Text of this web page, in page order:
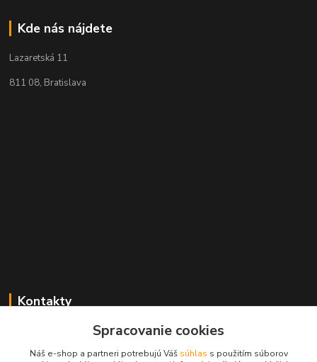
Kde nás nájdete
Lazaretská 11
811 08, Bratislava
Kontakty
+421 2 529 67 411
(Po - Pia: 10:00 - 17:30)
Spracovanie cookies
Náš e-shop a partneri potrebujú Váš súhlas s použitím súborov